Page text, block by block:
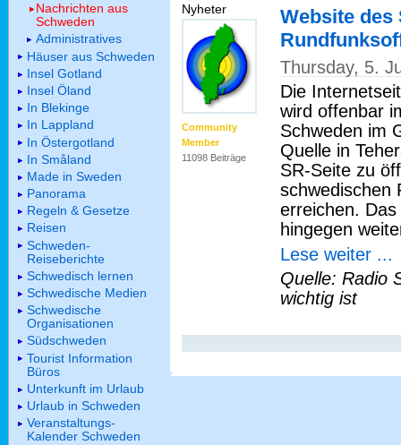
Nyheter
Community
Member
11098 Beiträge
Website des
Thursday, 5.
Die
wird offenbar
Schweden im
Quelle in
SR-Seite zu
schwedischen
erreichen.
hingegen
Lese weiter ...
Quelle: Radio
wichtig ist
Nachrichten aus
Schweden
Administratives
Häuser aus Schweden
Insel Gotland
Insel Öland
In Blekinge
In Lappland
In Östergotland
In Småland
Made in Sweden
Panorama
Regeln & Gesetze
Reisen
Schweden-
Reiseberichte
Schwedisch lernen
Schwedische Medien
Schwedische
Organisationen
Südschweden
Tourist Information
Büros
Unterkunft im Urlaub
Urlaub in Schweden
Veranstaltungs-
Kalender Schweden